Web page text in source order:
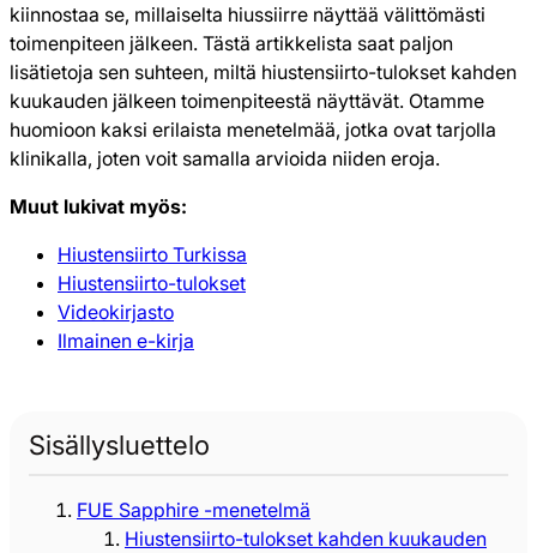
kiinnostaa se, millaiselta hiussiirre näyttää välittömästi
toimenpiteen jälkeen. Tästä artikkelista saat paljon
lisätietoja sen suhteen, miltä hiustensiirto-tulokset kahden
kuukauden jälkeen toimenpiteestä näyttävät. Otamme
huomioon kaksi erilaista menetelmää, jotka ovat tarjolla
klinikalla, joten voit samalla arvioida niiden eroja.
Muut lukivat myös:
Hiustensiirto Turkissa
Hiustensiirto-tulokset
Videokirjasto
Ilmainen e-kirja
Sisällysluettelo
FUE Sapphire -menetelmä
Hiustensiirto-tulokset kahden kuukauden